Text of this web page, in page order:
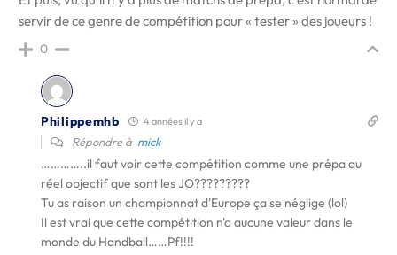
servir de ce genre de compétition pour « tester » des joueurs !
0
Philippemhb 4 années il y a
Répondre à mick
…………..il faut voir cette compétition comme une prépa au
réel objectif que sont les JO?????????
Tu as raison un championnat d'Europe ça se néglige (lol)
Il est vrai que cette compétition n'a aucune valeur dans le
monde du Handball……Pf!!!!